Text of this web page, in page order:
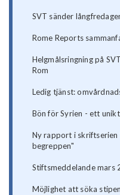
SVT sänder
Rome Reports
Helgmålsringning på
Rom
Ledig tjänst:
Bön för Syrien - ett
Ny rapport i
begreppen"
Stiftsmeddelande mars
Möjlighet att söka